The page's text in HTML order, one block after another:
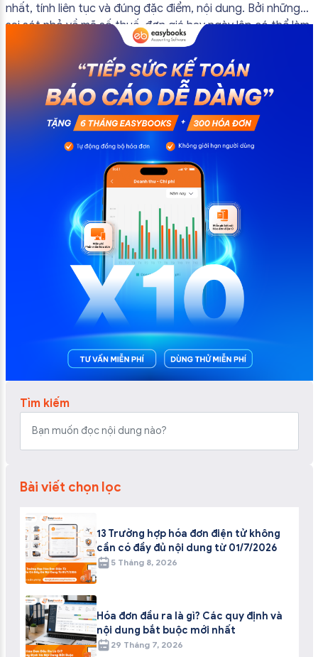
nhất, tính liên tục và đúng đặc điểm, nội dung. Bởi những
sai sót nhỏ về mã số thuế, đơn giá hay ngày lập có thể làm
ảnh hưởng đến quá trình quyết toán thuế của bạn. Kế
toán có thể tham khảo […]
Tìm kiếm
Bài viết chọn lọc
13 Trường hợp hóa đơn điện tử không
cần có đầy đủ nội dung từ 01/7/2026
5 Tháng 8, 2026
Hóa đơn đầu ra là gì? Các quy định và
nội dung bắt buộc mới nhất
29 Tháng 7, 2026